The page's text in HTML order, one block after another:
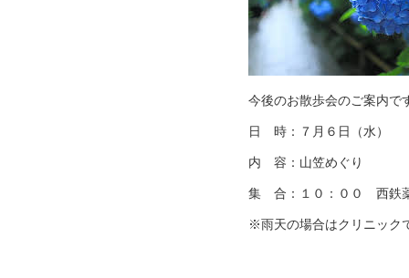
今後のお散歩会のご案内で
日 時：７月６日（水）
内 容：山笠めぐり
集 合：１０：００ 西鉄
※雨天の場合はクリニック